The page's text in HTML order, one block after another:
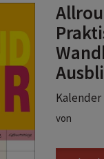
Kalender
von